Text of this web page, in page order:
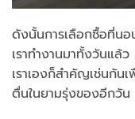
ดังนั้นการเลือกซื้อที่น
เราทำงานมาทั้งวันแล้
เราเองก็สำคัญเช่นกัน
ตื่นในยามรุ่งของอีกวัน